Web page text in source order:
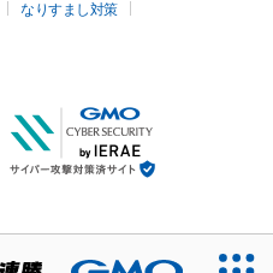
なりすまし対策